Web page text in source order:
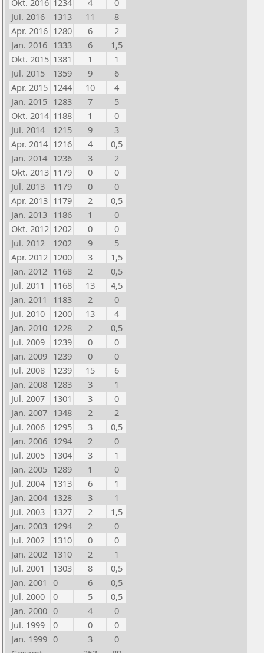
Okt. 2016 1234 4
0
Jul. 2016
1313 11
8
Apr. 2016 1280 6
2
Jan. 2016 1333 6
1,5
Okt. 2015 1381 1
1
Jul. 2015
1359 9
6
Apr. 2015 1244 10
4
Jan. 2015 1283 7
5
Okt. 2014 1188 1
0
Jul. 2014
1215 9
3
Apr. 2014 1216 4
0,5
Jan. 2014 1236 3
2
Okt. 2013 1179 0
0
Jul. 2013
1179 0
0
Apr. 2013 1179 2
0,5
Jan. 2013 1186 1
0
Okt. 2012 1202 0
0
Jul. 2012
1202 9
5
Apr. 2012 1200 3
1,5
Jan. 2012 1168 2
0,5
Jul. 2011
1168 13
4,5
Jan. 2011
1183 2
0
Jul. 2010
1200 13
4
Jan. 2010 1228 2
0,5
Jul. 2009
1239 0
0
Jan. 2009 1239 0
0
Jul. 2008
1239 15
6
Jan. 2008 1283 3
1
Jul. 2007
1301 3
0
Jan. 2007 1348 2
2
Jul. 2006
1295 3
0,5
Jan. 2006 1294 2
0
Jul. 2005
1304 3
1
Jan. 2005 1289 1
0
Jul. 2004
1313 6
1
Jan. 2004 1328 3
1
Jul. 2003
1327 2
1,5
Jan. 2003 1294 2
0
Jul. 2002
1310 0
0
Jan. 2002 1310 2
1
Jul. 2001
1303 8
0,5
Jan. 2001 0 6
0,5
Jul. 2000
0 5
0,5
Jan. 2000 0 4
0
Jul. 1999
0 0
0
Jan. 1999 0 3
0